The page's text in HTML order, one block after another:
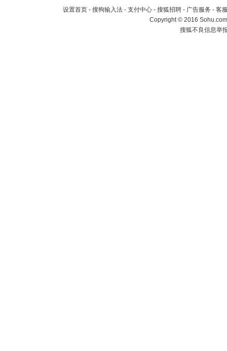
设置首页 - 搜狗输入法 - 支付中心 - 搜狐招聘 - 广告服务 - 客
Copyright©2016
搜狐不良信息举